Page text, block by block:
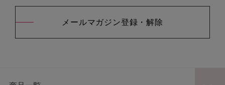
メールマガジン登録・解除